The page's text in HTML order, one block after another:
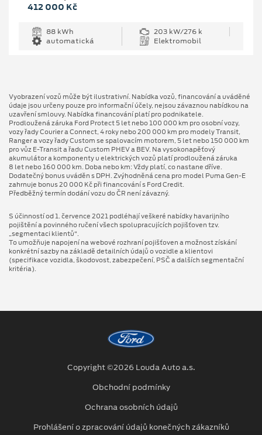
412 000 Kč
88 kWh
203 kW/276 k
automatická
Elektromobil
Vyobrazení vozů může být ilustrativní. Nabídka vozů, financování a uváděné
údaje jsou určeny pouze pro informační účely, nejsou závaznou nabídkou na
uzavření smlouvy. Nabídka financování platí pro podnikatele.
Prodloužená záruka Ford Protect 5 let nebo 100 000 km pro osobní vozy,
vozy řady Courier a Connect, 4 roky nebo 200 000 km pro modely Transit,
Ranger a vozy řady Custom se spalovacím motorem, 5 let nebo 150 000 km
pro vůz E-Transit a řadu Custom PHEV a BEV. Na vysokonapěťový
akumulátor a komponenty u elektrických vozů platí prodloužená záruka
8 let nebo 160 000 km. Doba nebo km: Vždy platí, co nastane dříve.
Dodatečný bonus uváděn s DPH. Zvýhodněná cena pro model Puma Gen⁠-⁠E
zahrnuje bonus 20 000 Kč při financování s Ford Credit.
Předběžný termín dodání vozu do ČR není závazný.
S účinností od 1. července 2021 podléhají veškeré nabídky havarijního
pojištění a povinného ručení všech spolupracujících pojišťoven tzv.
„segmentaci klientů“.
To umožňuje napojení na webové rozhraní pojišťoven a možnost získání
konkrétní sazby na základě detailních údajů o vozidle a klientovi
(specifikace vozidla, škodovost, zabezpečení, PSČ a dalších segmentační
kritéria).
Copyright ©2026 Louda Auto a.s.
Obchodní podmínky
Ochrana osobních údajů
Prohlášení o zpracování údajů konečných zákazníků